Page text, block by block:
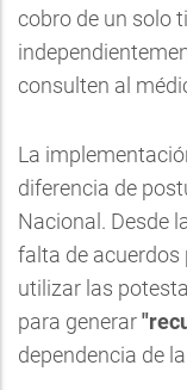
cobro de un solo
consulten al
La
diferencia de
Nacional. Desde
falta de acuerdos
utilizar las
para generar
dependencia de